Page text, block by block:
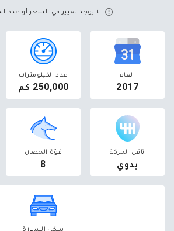
Prix négociable.لا يوجد تغيير في السعر أو عدد
العام
2017
عدد الكيلومترات
250,000 كم
ناقل الحركة
يدوي
قوّة الحصان
8
شكل السيارة